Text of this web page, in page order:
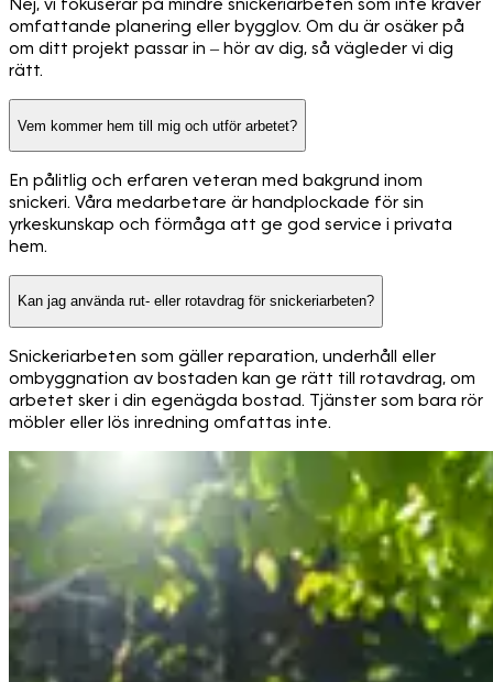
Nej, vi fokuserar på mindre snickeriarbeten som inte kräver
omfattande planering eller bygglov. Om du är osäker på
om ditt projekt passar in – hör av dig, så vägleder vi dig
rätt.
Vem kommer hem till mig och utför arbetet?
En pålitlig och erfaren veteran med bakgrund inom
snickeri. Våra medarbetare är handplockade för sin
yrkeskunskap och förmåga att ge god service i privata
hem.
Kan jag använda rut- eller rotavdrag för snickeriarbeten?
Snickeriarbeten som gäller reparation, underhåll eller
ombyggnation av bostaden kan ge rätt till rotavdrag, om
arbetet sker i din egenägda bostad. Tjänster som bara rör
möbler eller lös inredning omfattas inte.